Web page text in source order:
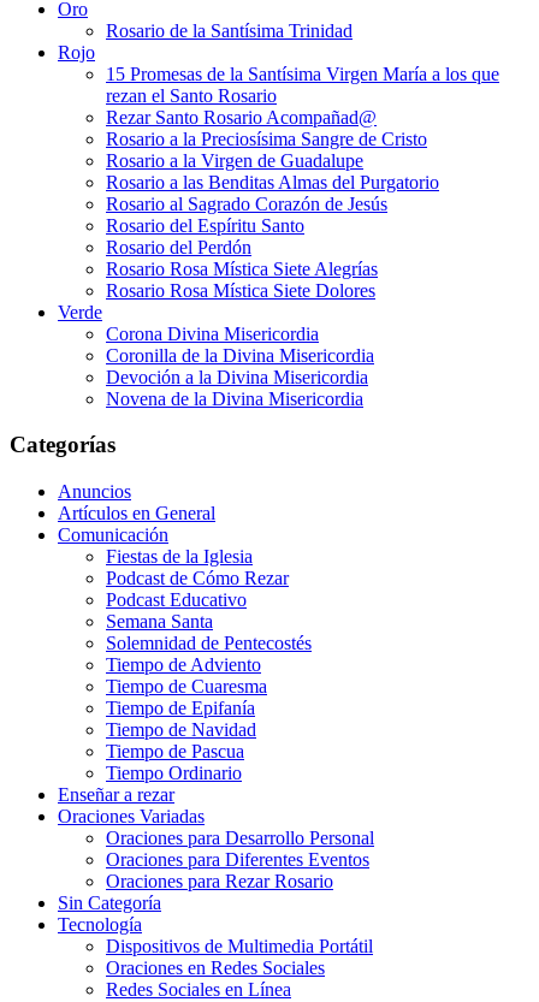
Oro
Rosario de la Santísima Trinidad
Rojo
15 Promesas de la Santísima Virgen María a los que
rezan el Santo Rosario
Rezar Santo Rosario Acompañad@
Rosario a la Preciosísima Sangre de Cristo
Rosario a la Virgen de Guadalupe
Rosario a las Benditas Almas del Purgatorio
Rosario al Sagrado Corazón de Jesús
Rosario del Espíritu Santo
Rosario del Perdón
Rosario Rosa Mística Siete Alegrías
Rosario Rosa Mística Siete Dolores
Verde
Corona Divina Misericordia
Coronilla de la Divina Misericordia
Devoción a la Divina Misericordia
Novena de la Divina Misericordia
Categorías
Anuncios
Artículos en General
Comunicación
Fiestas de la Iglesia
Podcast de Cómo Rezar
Podcast Educativo
Semana Santa
Solemnidad de Pentecostés
Tiempo de Adviento
Tiempo de Cuaresma
Tiempo de Epifanía
Tiempo de Navidad
Tiempo de Pascua
Tiempo Ordinario
Enseñar a rezar
Oraciones Variadas
Oraciones para Desarrollo Personal
Oraciones para Diferentes Eventos
Oraciones para Rezar Rosario
Sin Categoría
Tecnología
Dispositivos de Multimedia Portátil
Oraciones en Redes Sociales
Redes Sociales en Línea